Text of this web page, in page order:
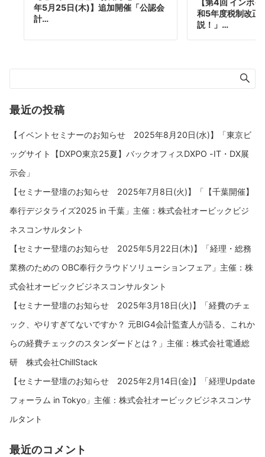
年5月25日(木)】追加開催「公認会
計…
【第4回 インボ
和5年度税制改正
説！」…
最近の投稿
【イベントセミナーのお知らせ 2025年8月20日(水)】「東京ビ
ッグサイト【DXPO東京25夏】バックオフィスDXPO -IT・DX展
示会」
【セミナー登壇のお知らせ 2025年7月8日(火)】「【千葉開催】
奉行デジタライズ2025 in 千葉」主催：株式会社オービックビジ
ネスコンサルタント
【セミナー登壇のお知らせ 2025年5月22日(木)】「経理・総務
業務のための OBC奉行クラウドソリューションフェア」主催：株
式会社オービックビジネスコンサルタント
【セミナー登壇のお知らせ 2025年3月18日(火)】「経費のチェ
ック、やりすぎてないですか？ 元BIG4会計監査人が語る、これか
らの経費チェックのスタンダードとは？」主催：株式会社電通総
研 株式会社ChillStack
【セミナー登壇のお知らせ 2025年2月14日(金)】「経理Update
フォーラム in Tokyo」主催：株式会社オービックビジネスコンサ
ルタント
最近のコメント